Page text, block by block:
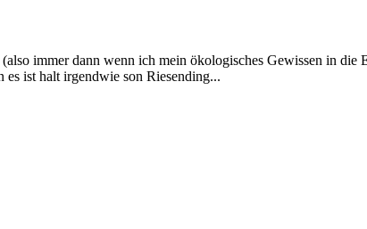
immer dann wenn ich mein ökologisches Gewissen in
es ist halt irgendwie son Riesending...